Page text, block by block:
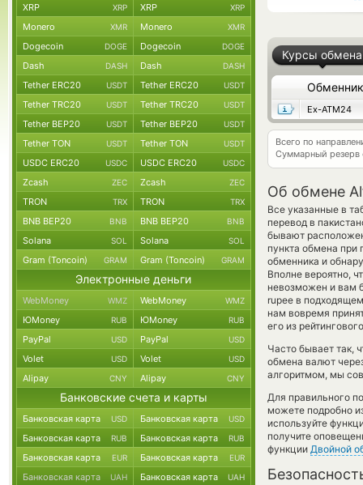
Курсы обмена
Обменник
Ex-ATM24
Всего по
Суммарный резерв
Об обмене
Все указанные в
перевод в
бывают
пункта обмена
обменника и
Вполне вероятно,
невозможен и вам
rupee в
нам вовремя
его из
Часто бывает так,
обмена валют
алгоритмом, мы
Для правильного
можете подробно
используйте
получите
функции Двойной
XRP XRP XRP XRP
Monero XMR Monero XMR
Dogecoin DOGE Dogecoin DOGE
Dash DASH Dash DASH
Tether ERC20 USDT Tether ERC20 USDT
Tether TRC20 USDT Tether TRC20 USDT
Tether BEP20 USDT Tether BEP20 USDT
Tether TON USDT Tether TON USDT
USDC ERC20 USDC USDC ERC20 USDC
Zcash ZEC Zcash ZEC
TRON TRX TRON TRX
BNB BEP20 BNB BNB BEP20 BNB
Solana SOL Solana SOL
Gram (Toncoin) GRAM Gram (Toncoin) GRAM
Электронные деньги
WebMoney WMZ WebMoney WMZ
ЮMoney RUB ЮMoney RUB
PayPal USD PayPal USD
Volet USD Volet USD
Alipay CNY Alipay CNY
Банковские счета и карты
Банковская карта USD Банковская карта USD
Банковская карта RUB Банковская карта RUB
Банковская карта EUR Банковская карта EUR
Банковская карта UAH Банковская карта UAH